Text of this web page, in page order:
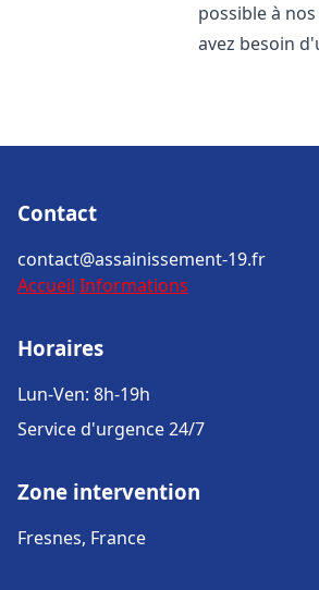
possible à
avez besoin
Contact
contact@assainissement-19.fr
Accueil Informations
Horaires
Lun-Ven: 8h-19h
Service d'urgence 24/7
Zone intervention
Fresnes, France